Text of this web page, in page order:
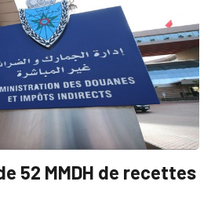
52 MMDH de recettes